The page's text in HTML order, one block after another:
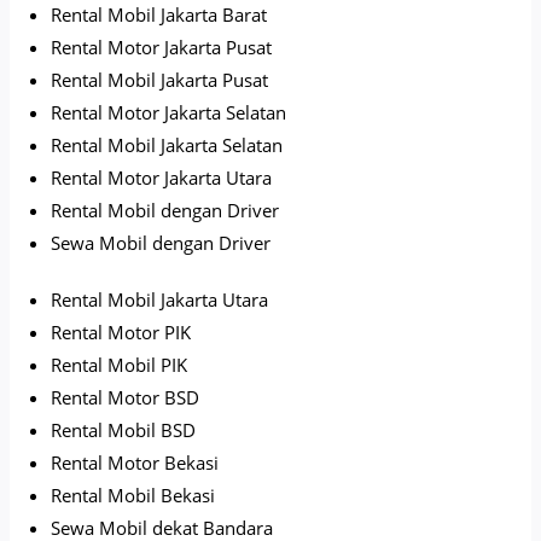
Rental Mobil Jakarta Barat
Rental Motor Jakarta Pusat
Rental Mobil Jakarta Pusat
Rental Motor Jakarta Selatan
Rental Mobil Jakarta Selatan
Rental Motor Jakarta Utara
Rental Mobil dengan Driver
Sewa Mobil dengan Driver
Rental Mobil Jakarta Utara
Rental Motor PIK
Rental Mobil PIK
Rental Motor BSD
Rental Mobil BSD
Rental Motor Bekasi
Rental Mobil Bekasi
Sewa Mobil dekat Bandara